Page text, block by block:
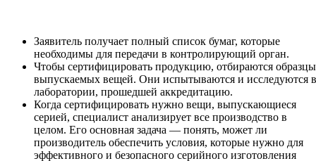
Заявитель получает полный список бумаг, которые
необходимы для передачи в контролирующий орган.
Чтобы сертифицировать продукцию, отбираются образцы
выпускаемых вещей. Они испытываются и исследуются в
лаборатории, прошедшей аккредитацию.
Когда сертифицировать нужно вещи, выпускающиеся
серией, специалист анализирует все производство в
целом. Его основная задача — понять, может ли
производитель обеспечить условия, которые нужно для
эффективного и безопасного серийного изготовления